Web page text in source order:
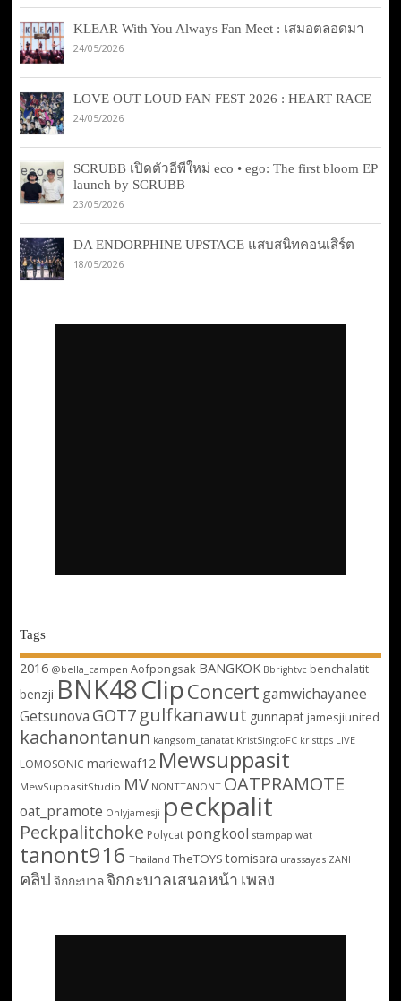
KLEAR With You Always Fan Meet : เสมอตลอดมา
24/05/2026
LOVE OUT LOUD FAN FEST 2026 : HEART RACE
24/05/2026
SCRUBB เปิดตัวอีพีใหม่ eco • ego: The first bloom EP
launch by SCRUBB
23/05/2026
DA ENDORPHINE UPSTAGE แสบสนิทคอนเสิร์ต
18/05/2026
Tags
2016 @bella_campen Aofpongsak BANGKOK Bbrightvc benchalatit
benzji BNK48ClipConcert gamwichayanee
Getsunova GOT7 gulfkanawut gunnapat jamesjiunited
kachanontanun kangsom_tanatat KristSingtoFC kristtps LIVE
LOMOSONIC mariewaf12 Mewsuppasit
MewSuppasitStudio MV NONTTANONT OATPRAMOTE
oat_pramote Onlyjamesji peckpalit
Peckpalitchoke Polycat pongkool stampapiwat
tanont916 Thailand TheTOYS tomisara urassayas ZANI
คลิป จิกกะบาลจิกกะบาลเสนอหน้า เพลง